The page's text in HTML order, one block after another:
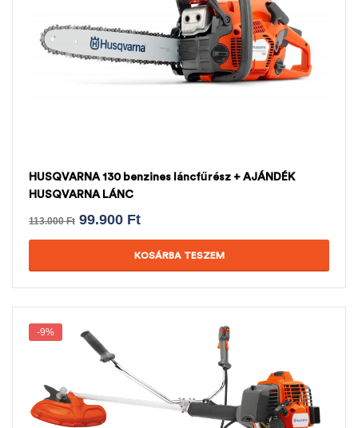
HUSQVARNA 130 benzines láncfűrész + AJÁNDÉK
HUSQVARNA LÁNC
113.000Ft 99.900 Ft
KOSÁRBA TESZEM
-9%